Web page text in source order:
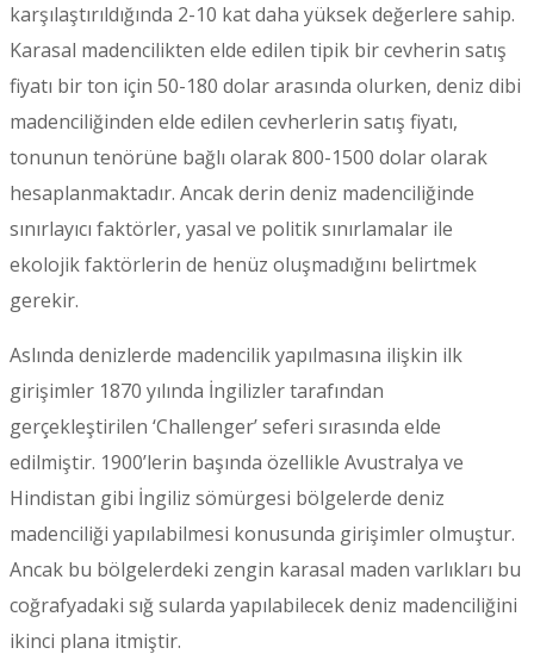
karşılaştırıldığında 2-10 kat daha yüksek değerlere sahip.
Karasal madencilikten elde edilen tipik bir cevherin satış
fiyatı bir ton için 50-180 dolar arasında olurken, deniz dibi
madenciliğinden elde edilen cevherlerin satış fiyatı,
tonunun tenörüne bağlı olarak 800-1500 dolar olarak
hesaplanmaktadır. Ancak derin deniz madenciliğinde
sınırlayıcı faktörler, yasal ve politik sınırlamalar ile
ekolojik faktörlerin de henüz oluşmadığını belirtmek
gerekir.
Aslında denizlerde madencilik yapılmasına ilişkin ilk
girişimler 1870 yılında İngilizler tarafından
gerçekleştirilen ‘Challenger’ seferi sırasında elde
edilmiştir. 1900’lerin başında özellikle Avustralya ve
Hindistan gibi İngiliz sömürgesi bölgelerde deniz
madenciliği yapılabilmesi konusunda girişimler olmuştur.
Ancak bu bölgelerdeki zengin karasal maden varlıkları bu
coğrafyadaki sığ sularda yapılabilecek deniz madenciliğini
ikinci plana itmiştir.